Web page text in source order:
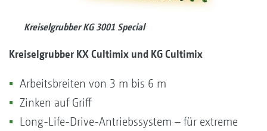
Kreiselgrubber KG 3001 Special
Kreiselgrubber KX Cultimix und KG Cultimix
Arbeitsbreiten von 3 m bis 6 m
Zinken auf Griff
Long-Life-Drive-Antriebssystem – für extreme